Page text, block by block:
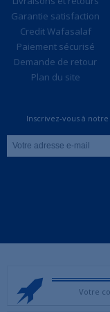
Garantie satisfaction
Credit Wafasalaf
Paiement sécurisé
Demande de retour
Plan du site
Inscrivez-vous à
Votre